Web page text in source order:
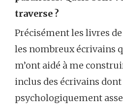
traverse ?
Précisément les livres
les nombreux écrivains
m’ont aidé à me
inclus des écrivains dont
psychologiquement